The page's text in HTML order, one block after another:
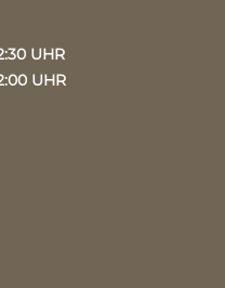
UHR
UHR